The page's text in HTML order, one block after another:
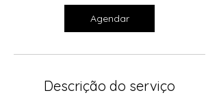
Agendar
Descrição do serviço